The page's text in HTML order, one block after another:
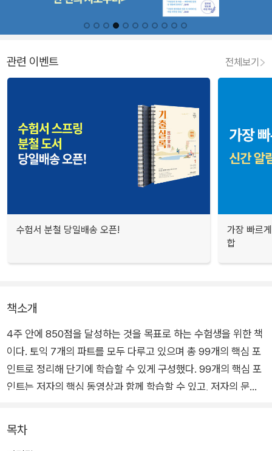
관련 이벤트 전체보기
수험서 분철 당일배송 오픈!
가장 빠르
합
책소개
4주 안에 850점을 달성하는 것을 목표로 하는 수험생을 위한 책
이다. 토익 7개의 파트를 모두 다루고 있으며 총 99개의 핵심 포
인트로 정리해 단기에 학습할 수 있게 구성했다. 99개의 핵심 포
인트는 저자의 핵심 동영상과 함께 학습할 수 있고, 저자의 문제
실수하지 않는 법도 알려준다.
목차